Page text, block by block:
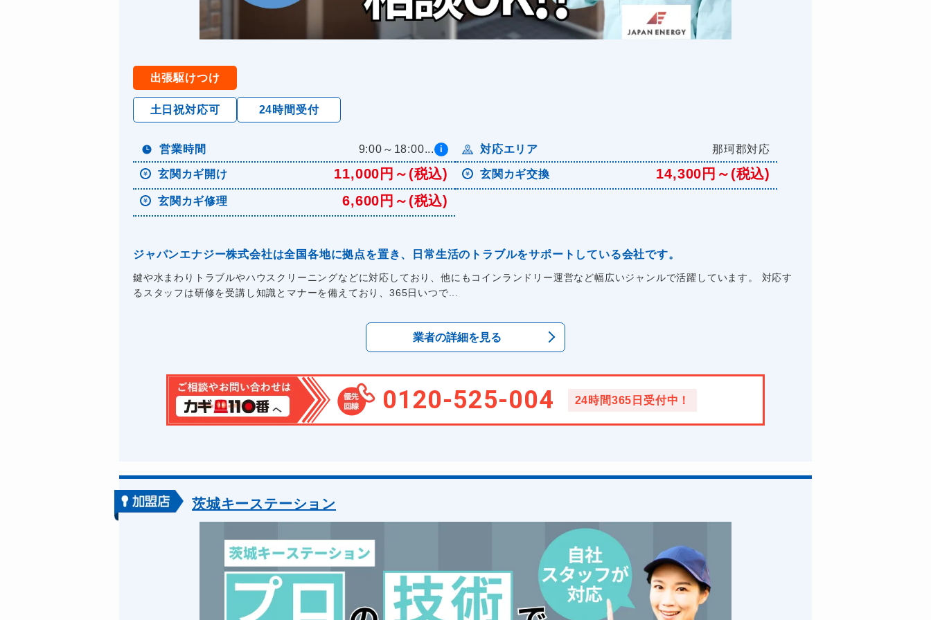
出張駆けつけ
土日祝対応可 24時間受付
営業時間 9:00～18:00... i 対応エリア 那珂郡対応
玄関カギ開け 11,000円～(税込) 玄関カギ交換 14,300円～(税込)
玄関カギ修理 6,600円～(税込)
ジャパンエナジー株式会社は全国各地に拠点を置き、日常生活のトラブルをサポートしている会社です。
鍵や水まわりトラブルやハウスクリーニングなどに対応しており、他にもコインランドリー運営など幅広いジャンルで活躍しています。 対応す
るスタッフは研修を受講し知識とマナーを備えており、365日いつで...
業者の詳細を見る
0120-525-004 24時間365日受付中！
茨城キーステーション